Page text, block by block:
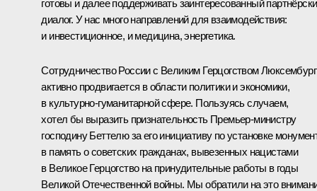
готовы и далее поддерживать заинтересованный
диалог. У нас много направлений для взаимодействия:
и инвестиционное, и медицина, энергетика.
Сотрудничество России с Великим Герцогством Люксембург
активно продвигается в области политики и экономики,
в культурно-гуманитарной сфере. Пользуясь случаем,
хотел бы выразить признательность Премьер-министру
господину Беттелю за его инициативу по установке
в память о советских гражданах, вывезенных нацистами
в Великое Герцогство на принудительные работы в годы
Великой Отечественной войны. Мы обратили на это